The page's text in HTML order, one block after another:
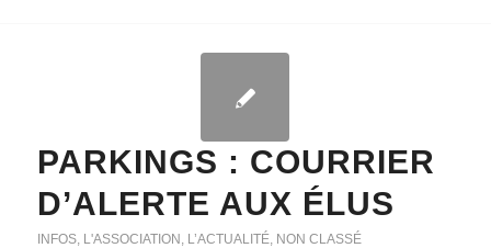
PARKINGS : COURRIER
D’ALERTE AUX ÉLUS
INFOS, L'ASSOCIATION L’ACTUALITÉ, NON CLASSÉ